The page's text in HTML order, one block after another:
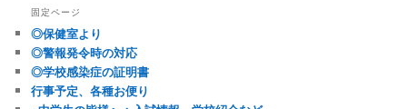
固定ページ
◎保健室より
◎警報発令時の対応
◎学校感染症の証明書
行事予定、各種お便り